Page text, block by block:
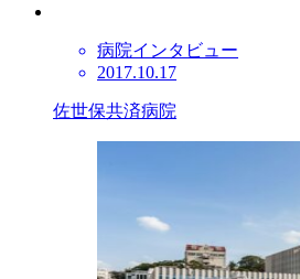
病院インタビュー
2017.10.17
佐世保共済病院